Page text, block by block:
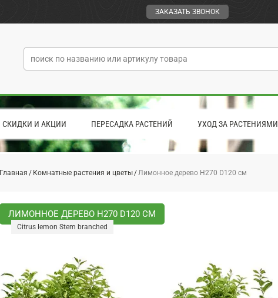
ЗАКАЗАТЬ ЗВОНОК
СКИДКИ И АКЦИИ ПЕРЕСАДКА РАСТЕНИЙ УХОД ЗА РАСТЕНИЯМИ
Главная Комнатные растения и цветы Лимонное дерево H270 D120 см
ЛИМОННОЕ ДЕРЕВО H270 D120 СМ
Citrus lemon Stem branched